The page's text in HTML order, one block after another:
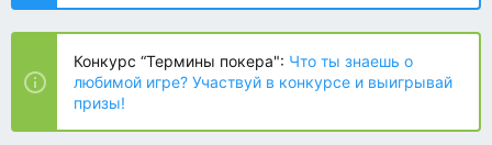
т
е
ы
а
ч
л
а
Конкурс “Термины покера": Что ты знаешь о
любимой игре? Участвуй в конкурсе и выигрывай
призы!